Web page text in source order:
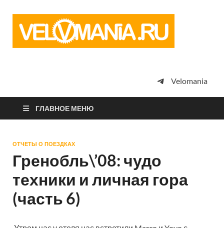
просто
Velomania
ГЛАВНОЕ МЕНЮ
ОТЧЕТЫ О ПОЕЗДКАХ
Гренобль\’08: чудо
техники и личная гора
(часть 6)